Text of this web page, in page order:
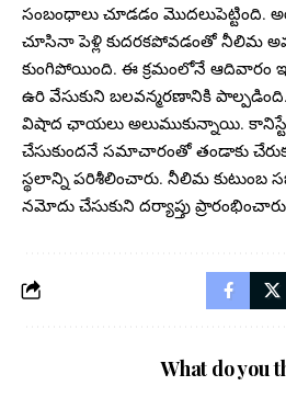
సంబంధాలు చూడడం మొదలుపెట్టింది.
చూసినా పెళ్లి కుదరకపోవడంతో నీలిమ
కుంగిపోయింది. ఈ క్రమంలోనే ఆదివారం
ఉరి వేసుకుని బలవన్మరణానికి
విషాద ఛాయలు అలుముకున్నాయి.
చేసుకుందనే సమాచారంతో తండాకు
స్థలాన్ని పరిశీలించారు. నీలిమ కుటుంబ
నమోదు చేసుకుని దర్యాప్తు
What do you